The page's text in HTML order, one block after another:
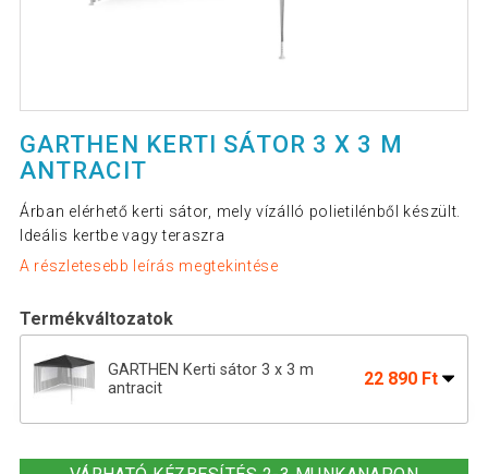
GARTHEN KERTI SÁTOR 3 X 3 M
ANTRACIT
Árban elérhető kerti sátor, mely vízálló polietilénből készült.
Ideális kertbe vagy teraszra
A részletesebb leírás megtekintése
Termékváltozatok
GARTHEN Kerti sátor 3 x 3 m
antracit
22 890 Ft
oldalfal